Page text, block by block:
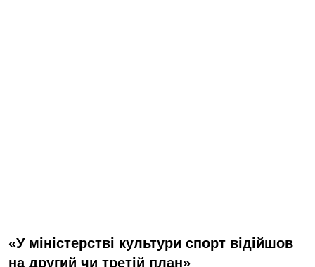
«У міністерстві культури спорт відійшов
на другий чи третій план»